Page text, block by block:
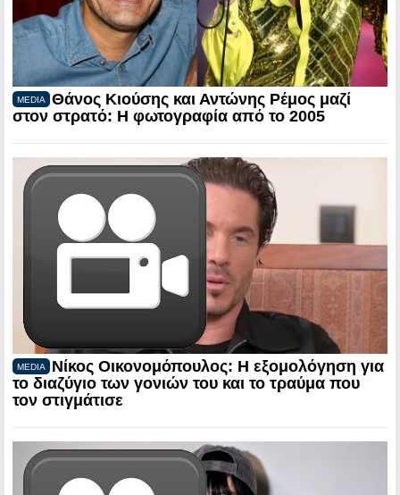
MEDIA
Θάνος Κιούσης και Αντώνης Ρέμος μαζί
στον στρατό: Η φωτογραφία από το 2005
MEDIA
Νίκος Οικονομόπουλος: Η εξομολόγηση για
το διαζύγιο των γονιών του και το τραύμα που
τον στιγμάτισε